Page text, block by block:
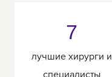
7
лучшие хирурги и
специалисты